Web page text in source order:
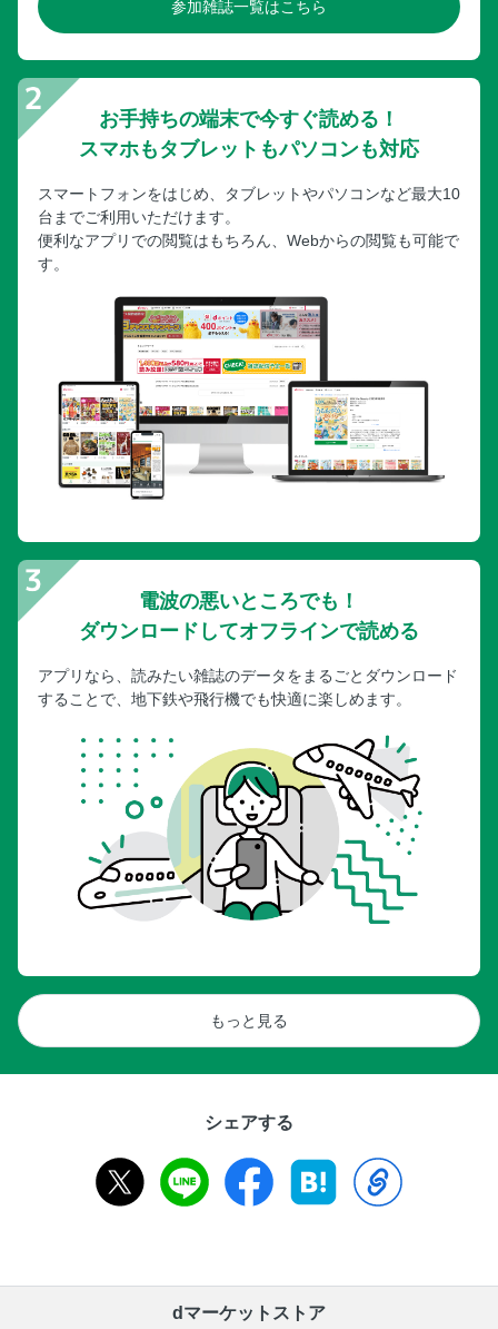
参加雑誌一覧はこちら
お手持ちの端末で今すぐ読める！
スマホもタブレットもパソコンも対応
スマートフォンをはじめ、タブレットやパソコンなど最大10
台までご利用いただけます。
便利なアプリでの閲覧はもちろん、Webからの閲覧も可能で
す。
電波の悪いところでも！
ダウンロードしてオフラインで読める
アプリなら、読みたい雑誌のデータをまるごとダウンロード
することで、地下鉄や飛行機でも快適に楽しめます。
もっと見る
シェアする
dマーケットストア